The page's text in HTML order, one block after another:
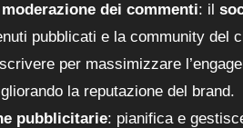
dei commenti: il
pubblicati e la community del
per massimizzare
la reputazione del brand.
pubblicitarie: pianifica e